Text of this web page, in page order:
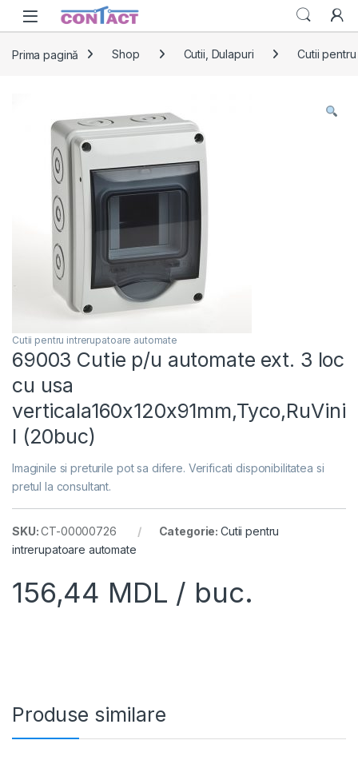
Skip to navigation
Skip to content
Prima pagină Shop Cutii, Dulapuri Cutii
Cutii pentru intrerupatoare automate
69003 Cutie p/u automate ext. 3 loc
cu usa
verticala160х120х91mm,Tyco,RuVini
l (20buc)
Imaginile si preturile pot sa difere. Verificati disponibilitatea si
pretul la consultant.
SKU:CT-00000726 Categorie: Cutii pentru
intrerupatoare automate
156,44 MDL / buc.
Produse similare